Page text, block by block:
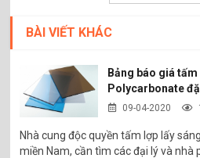
BÀI VIẾT KHÁC
Bảng báo giá
Polycarbonate
09-04-2020
Nhà cung độc quyền tấm lợp lấy
miền Nam, cần tìm các đại lý và nhà